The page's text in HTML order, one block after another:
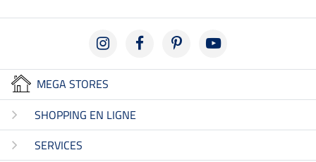
MEGA STORES
SHOPPING EN LIGNE
SERVICES